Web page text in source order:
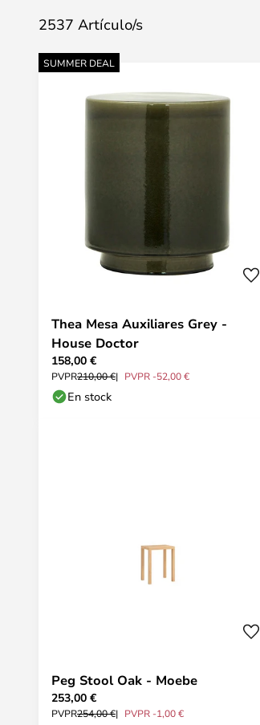
2537 Artículo/s
SUMMER DEAL
Thea Mesa Auxiliares Grey -
House Doctor
158,00 €
PVPR210,00 € PVPR -52,00 €
En stock
Peg Stool Oak - Moebe
253,00 €
PVPR254,00 € PVPR -1,00 €